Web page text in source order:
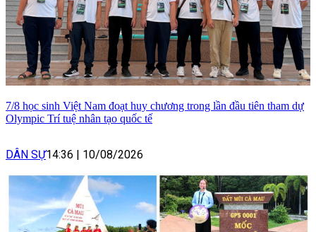
7/8 học sinh Việt Nam đoạt huy chương trong lần đầu tiên tham dự
Olympic Trí tuệ nhân tạo quốc tế
DÂN SỰ14:36 10/08/2026